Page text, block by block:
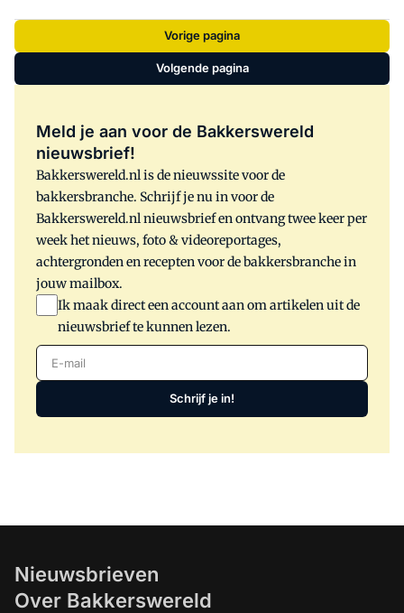
demonstraties, workshops en Event-
kortingen aangeboden van de partners
van de grondstoffenleverancier.
Vorige pagina
Volgende pagina
Meld je aan voor de Bakkerswereld
nieuwsbrief!
Bakkerswereld.nl is de nieuwssite voor de
bakkersbranche. Schrijf je nu in voor de
Bakkerswereld.nl nieuwsbrief en ontvang twee keer per
week het nieuws, foto & videoreportages,
achtergronden en recepten voor de bakkersbranche in
jouw mailbox.
Ik maak direct een account aan om artikelen uit de
nieuwsbrief te kunnen lezen.
E-mail
Schrijf je in!
Nieuwsbrieven
Over Bakkerswereld